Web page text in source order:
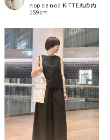
nop de nod KITTE丸の内
159cm